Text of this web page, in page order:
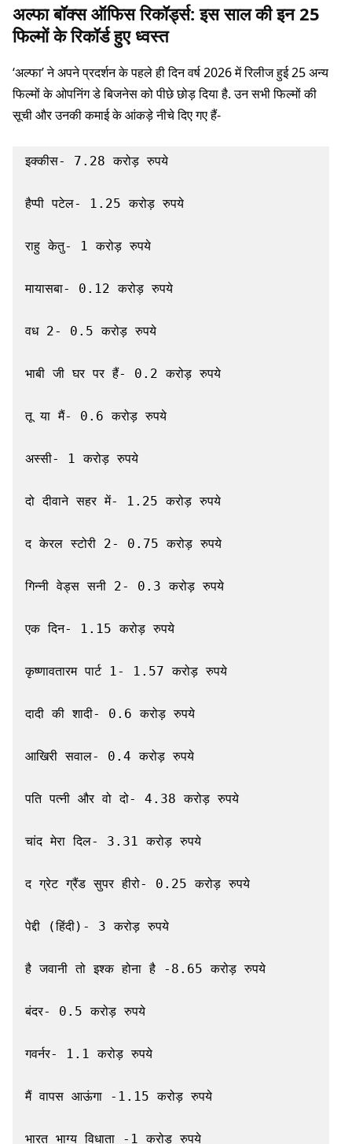
अल्फा बॉक्स ऑफिस रिकॉर्ड्स: इस साल की इन 25
फिल्मों के रिकॉर्ड हुए ध्वस्त
‘अल्फा’ ने अपने प्रदर्शन के पहले ही दिन वर्ष 2026 में रिलीज हुई 25 अन्य
फिल्मों के ओपनिंग डे बिजनेस को पीछे छोड़ दिया है. उन सभी फिल्मों की
सूची और उनकी कमाई के आंकड़े नीचे दिए गए हैं-
इक्कीस- 7.28 करोड़ रुपये
हैप्पी पटेल- 1.25 करोड़ रुपये
राहु केतु- 1 करोड़ रुपये
मायासबा- 0.12 करोड़ रुपये
वध 2- 0.5 करोड़ रुपये
भाबी जी घर पर हैं- 0.2 करोड़ रुपये
तू या मैं- 0.6 करोड़ रुपये
अस्सी- 1 करोड़ रुपये
दो दीवाने सहर में- 1.25 करोड़ रुपये
द केरल स्टोरी 2- 0.75 करोड़ रुपये
गिन्नी वेड्स सनी 2- 0.3 करोड़ रुपये
एक दिन- 1.15 करोड़ रुपये
कृष्णावतारम पार्ट 1- 1.57 करोड़ रुपये
दादी की शादी- 0.6 करोड़ रुपये
आखिरी सवाल- 0.4 करोड़ रुपये
पति पत्नी और वो दो- 4.38 करोड़ रुपये
चांद मेरा दिल- 3.31 करोड़ रुपये
द ग्रेट ग्रैंड सुपर हीरो- 0.25 करोड़ रुपये
पेद्दी (हिंदी)- 3 करोड़ रुपये
है जवानी तो इश्क होना है -8.65 करोड़ रुपये
बंदर- 0.5 करोड़ रुपये
गवर्नर- 1.1 करोड़ रुपये
मैं वापस आऊंगा -1.15 करोड़ रुपये
भारत भाग्य विधाता -1 करोड़ रुपये